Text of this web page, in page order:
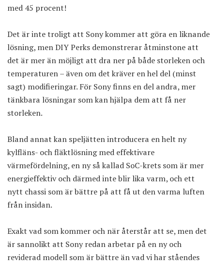
med 45 procent!
Det är inte troligt att Sony kommer att göra en liknande
lösning, men DIY Perks demonstrerar åtminstone att
det är mer än möjligt att dra ner på både storleken och
temperaturen – även om det kräver en hel del (minst
sagt) modifieringar. För Sony finns en del andra, mer
tänkbara lösningar som kan hjälpa dem att få ner
storleken.
Bland annat kan speljätten introducera en helt ny
kylfläns- och fläktlösning med effektivare
värmefördelning, en ny så kallad SoC-krets som är mer
energieffektiv och därmed inte blir lika varm, och ett
nytt chassi som är bättre på att få ut den varma luften
från insidan.
Exakt vad som kommer och när återstår att se, men det
är sannolikt att Sony redan arbetar på en ny och
reviderad modell som är bättre än vad vi har ståendes